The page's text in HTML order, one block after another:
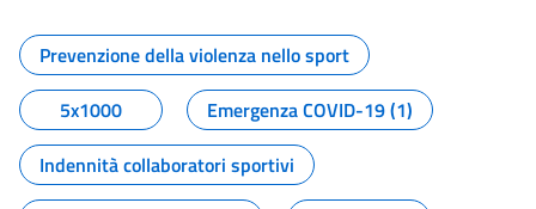
Tutti i contenuti della pagina
Prevenzione della violenza nello sport
5x1000
Emergenza COVID-19 (1)
Indennità collaboratori sportivi